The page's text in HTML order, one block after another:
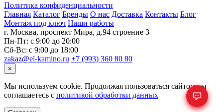
Политика конфиденциальности
Главная Каталог Бренды О нас Доставка Контакты Блог
Монтаж под ключ Наши работы
г. Москва, проспект Мира, д.94 строение 3
Пн-Пт: с 9:00 до 20:00
Сб-Вс: с 9:00 до 18:00
zakaz@el-kamino.ru +7 (993) 360 80 80
×
Мы используем cookie. Продолжая пользоваться сайтом вы
соглашаетесь с политикой обработки данных